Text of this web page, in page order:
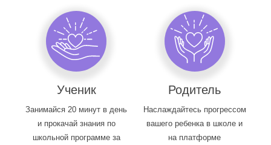
Ученик
Занимайся 20 минут в день
и прокачай знания по
школьной программе за
Родитель
Наслаждайтесь прогрессом
вашего ребенка в школе и
на платформе